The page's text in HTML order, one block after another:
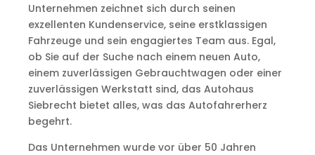
Unternehmen zeichnet sich durch seinen
exzellenten Kundenservice, seine erstklassigen
Fahrzeuge und sein engagiertes Team aus. Egal,
ob Sie auf der Suche nach einem neuen Auto,
einem zuverlässigen Gebrauchtwagen oder einer
zuverlässigen Werkstatt sind, das Autohaus
Siebrecht bietet alles, was das Autofahrerherz
begehrt.
Das Unternehmen wurde vor über 50 Jahren